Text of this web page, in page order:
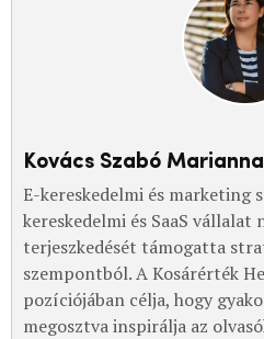
Kovács Szabó Marianna
E-kereskedelmi és marketing
kereskedelmi és SaaS vállalat
terjeszkedését támogatta
szempontból. A Kosárérték
pozíciójában célja, hogy
megosztva inspirálja az